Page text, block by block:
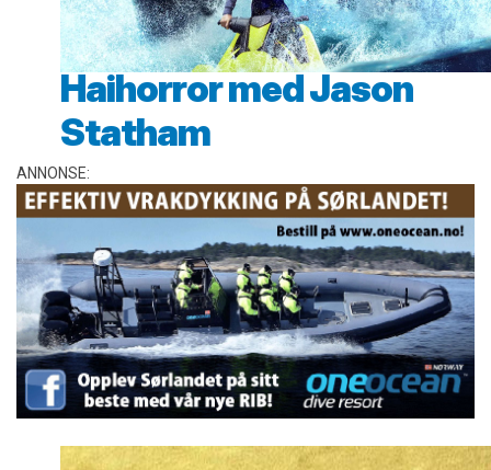
Haihorror med Jason
Statham
ANNONSE: